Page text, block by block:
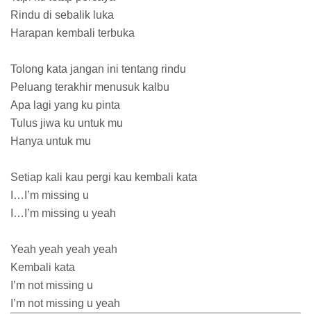
Rindu di sebalik luka
Harapan kembali terbuka
Tolong kata jangan ini tentang rindu
Peluang terakhir menusuk kalbu
Apa lagi yang ku pinta
Tulus jiwa ku untuk mu
Hanya untuk mu
Setiap kali kau pergi kau kembali kata
I…I’m missing u
I…I’m missing u yeah
Yeah yeah yeah yeah
Kembali kata
I’m not missing u
I’m not missing u yeah